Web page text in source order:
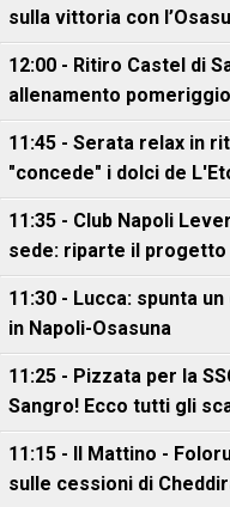
sulla vittoria con
12:00 - Ritiro Castel di
allenamento pomeriggio
11:45 - Serata relax in
"concede" i dolci de
11:35 - Club Napoli
sede: riparte il
11:30 - Lucca: spunta
in Napoli-Osasuna
11:25 - Pizzata per la
Sangro! Ecco tutti gli
11:15 - Il Mattino -
sulle cessioni di